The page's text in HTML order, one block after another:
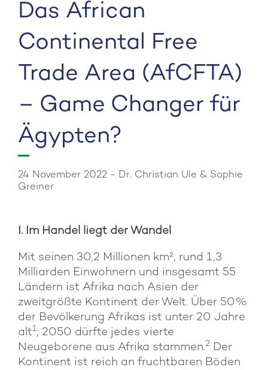
Das African
Continental Free
Trade Area (AfCFTA)
– Game Changer für
Ägypten?
24 November 2022 - Dr. Christian Ule & Sophie
Greiner
I. Im Handel liegt der Wandel
Mit seinen 30,2 Millionen km², rund 1,3
Milliarden Einwohnern und insgesamt 55
Ländern ist Afrika nach Asien der
zweitgrößte Kontinent der Welt. Über 50%
der Bevölkerung Afrikas ist unter 20 Jahre
alt1; 2050 dürfte jedes vierte
Neugeborene aus Afrika stammen.2 Der
Kontinent ist reich an fruchtbaren Böden